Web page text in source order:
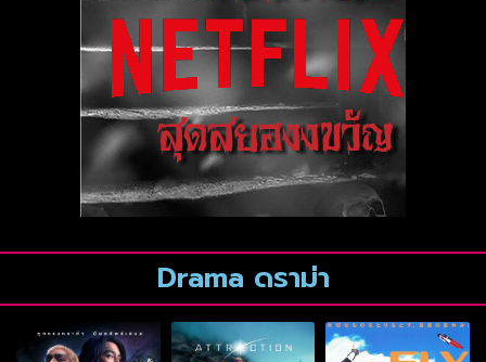
Drama ดราม่า